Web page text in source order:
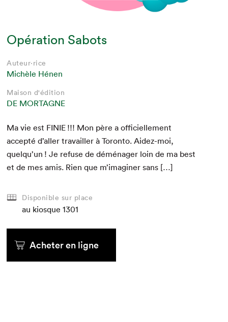
Opération Sabots
Auteur·rice
Michèle Hénen
Maison d'édition
DE MORTAGNE
Ma vie est FINIE !!! Mon père a offi­cielle­ment
accep­té d’aller tra­vailler à Toron­to. Aidez-moi,
quelqu’un ! Je refuse de démé­nag­er loin de ma best
et de mes amis. Rien que m’imaginer sans […]
Disponible sur place
au kiosque 1301
Acheter en ligne